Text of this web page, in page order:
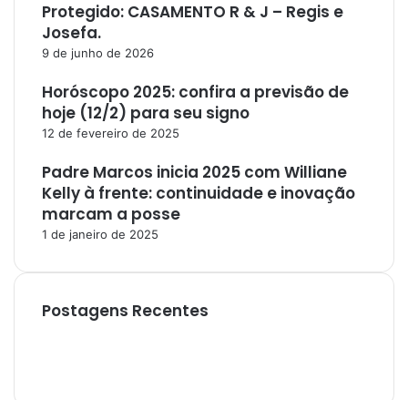
Protegido: CASAMENTO R & J – Regis e
Josefa.
9 de junho de 2026
Horóscopo 2025: confira a previsão de
hoje (12/2) para seu signo
12 de fevereiro de 2025
Padre Marcos inicia 2025 com Williane
Kelly à frente: continuidade e inovação
marcam a posse
1 de janeiro de 2025
Postagens Recentes